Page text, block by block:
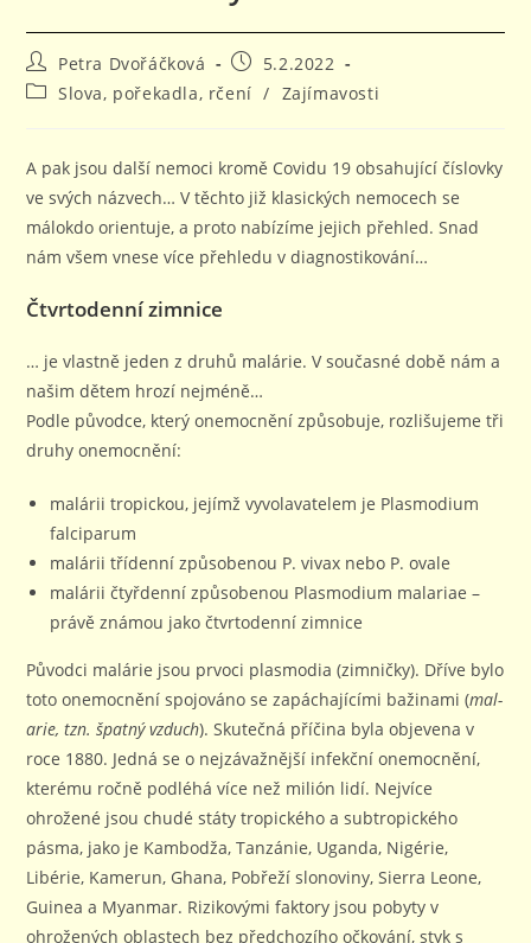
Autor
příspěvku
Petra Dvořáčková
Příspěvek
byl
publikován
5.2.2022
RubrikySlova, pořekadla, rčení / Zajímavosti
A pak jsou další nemoci kromě Covidu 19 obsahující číslovky
ve svých názvech… V těchto již klasických nemocech se
málokdo orientuje, a proto nabízíme jejich přehled. Snad
nám všem vnese více přehledu v diagnostikování…
Čtvrtodenní zimnice
… je vlastně jeden z druhů malárie. V současné době nám a
našim dětem hrozí nejméně…
Podle původce, který onemocnění způsobuje, rozlišujeme tři
druhy onemocnění:
malárii tropickou, jejímž vyvolavatelem je Plasmodium
falciparum
malárii třídenní způsobenou P. vivax nebo P. ovale
malárii čtyřdenní způsobenou Plasmodium malariae –
právě známou jako čtvrtodenní zimnice
Původci malárie jsou prvoci plasmodia (zimničky). Dříve bylo
toto onemocnění spojováno se zapáchajícími bažinami (mal-
arie, tzn. špatný vzduch). Skutečná příčina byla objevena v
roce 1880. Jedná se o nejzávažnější infekční onemocnění,
kterému ročně podléhá více než milión lidí. Nejvíce
ohrožené jsou chudé státy tropického a subtropického
pásma, jako je Kambodža, Tanzánie, Uganda, Nigérie,
Libérie, Kamerun, Ghana, Pobřeží slonoviny, Sierra Leone,
Guinea a Myanmar. Rizikovými faktory jsou pobyty v
ohrožených oblastech bez předchozího očkování, styk s